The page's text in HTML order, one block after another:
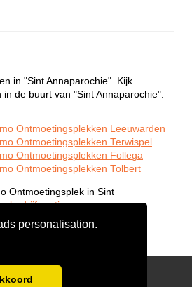
personalisation.
in "Sint Annaparochie". Kijk
de buurt van "Sint Annaparochie".
Ontmoetingsplekken Leeuwarden
Ontmoetingsplekken Terwispel
Ontmoetingsplekken Follega
Ontmoetingsplekken Tolbert
Ontmoetingsplek in Sint
bedrijf gratis aan